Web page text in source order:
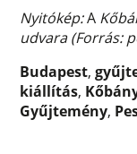
Nyitókép:A
udvara (Forrás:
Budapest,
kiállítás,
Gyűjtemény,